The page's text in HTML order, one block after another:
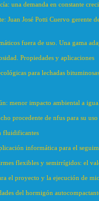
una demanda en constante
Juan José Potti Cuervo gerente
fuera de uso. Una gama
Propiedades y aplicaciones
para lechadas
menor impacto ambiental a
procedente de nfus para su
fluidificantes
informática para el
flexibles y semirrígidos: el
el proyecto y la ejecución de
del hormigón